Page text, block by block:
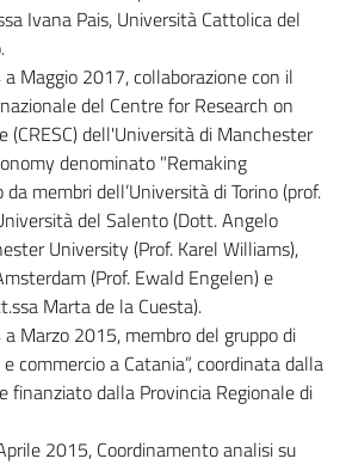
Ivana Pais, Università Cattolica del
Maggio 2017, collaborazione con il
del Centre for Research on
(CRESC) dell'Università di Manchester
denominato "Remaking
membri dell’Università di Torino (prof.
del Salento (Dott. Angelo
University (Prof. Karel Williams),
(Prof. Ewald Engelen) e
Marta de la Cuesta).
Marzo 2015, membro del gruppo di
commercio a Catania”, coordinata dalla
finanziato dalla Provincia Regionale di
2015, Coordinamento analisi su